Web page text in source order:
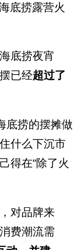
底捞露营火
底捞夜宵
已经超过了
底捞的摆摊做
什么下沉市
得在“除了火
对品牌来
费潮流需